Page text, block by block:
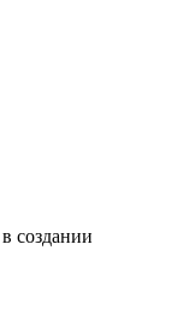
создании